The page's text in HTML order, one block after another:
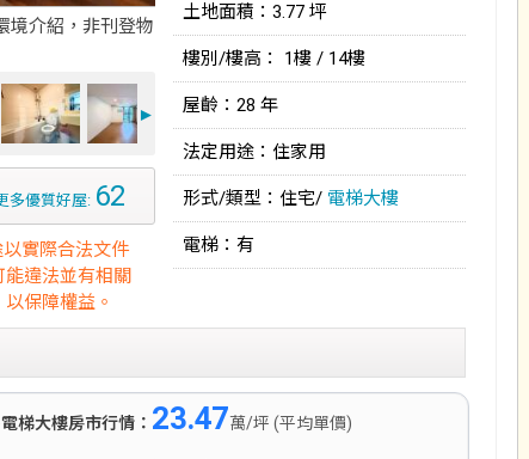
境介紹，非刊登物
►
多優質好屋: 62
實際合法文件
違法並有相關
保障權益。
土地面積：3.77 坪
樓別/樓高： 1樓 / 14樓
屋齡：28 年
法定用途：住家用
形式/類型：住宅/ 電梯大樓
電梯：有
電梯大樓房市行情： 23.47萬/坪 (平均單價)